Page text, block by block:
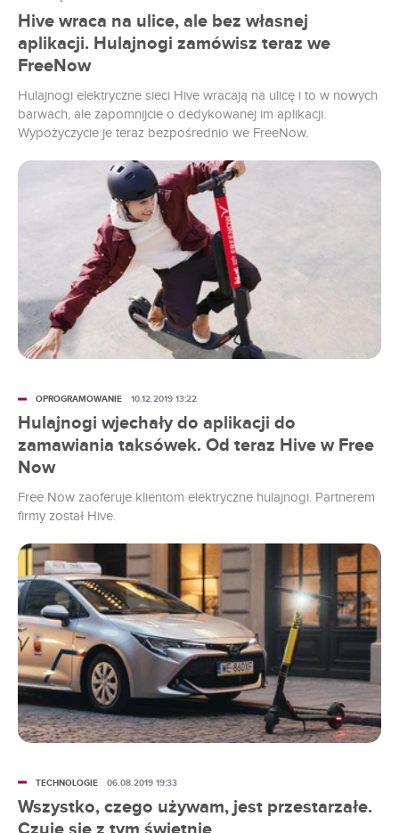
Hive wraca na ulice, ale bez własnej
aplikacji. Hulajnogi zamówisz teraz we
FreeNow
Hulajnogi elektryczne sieci Hive wracają na ulicę i to w nowych
barwach, ale zapomnijcie o dedykowanej im aplikacji.
Wypożyczycie je teraz bezpośrednio we FreeNow.
Hulajnogi wjechały do aplikacji do
zamawiania taksówek. Od teraz Hive w Free
Now
Free Now zaoferuje klientom elektryczne hulajnogi. Partnerem
firmy został Hive.
OPROGRAMOWANIE 10.12.2019 13:22
Wszystko, czego używam, jest przestarzałe.
TECHNOLOGIE 06.08.2019 19:33